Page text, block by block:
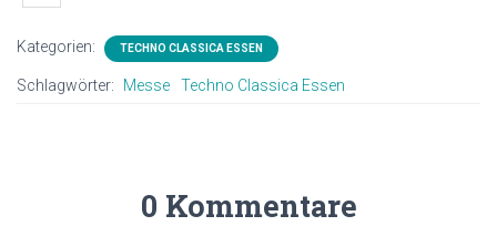
Kategorien: TECHNO CLASSICA ESSEN
Schlagwörter: Messe Techno Classica Essen
0 Kommentare